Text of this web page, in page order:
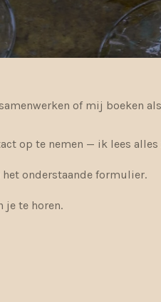
of mij boeken
op te nemen — ik lees
onderstaande formulier.
je te horen.